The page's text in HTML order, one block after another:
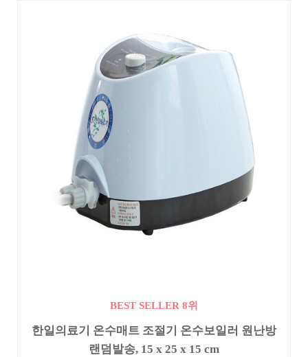
BEST SELLER 8위
한일의료기 온수매트 조절기 온수보일러 원난방
랜덤발송, 15 x 25 x 15 cm